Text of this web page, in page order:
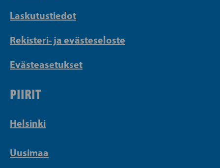
Laskutustiedot
Rekisteri- ja evästeseloste
Evästeasetukset
PIIRIT
Helsinki
Uusimaa